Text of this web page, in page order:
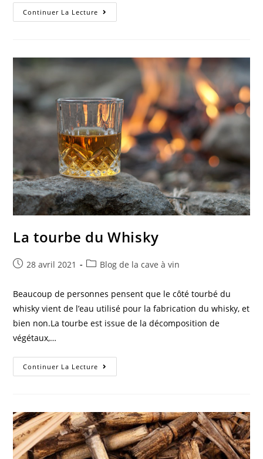
Continuer La Lecture Michel
Couvreur
Français
La tourbe du Whisky
Post28 avril 2021
PostBlog de la cave à vin
Beaucoup de personnes pensent que le côté tourbé du
whisky vient de l’eau utilisé pour la fabrication du whisky, et
bien non.La tourbe est issue de la décomposition de
végétaux,…
Continuer La Lecture La
Tourbe